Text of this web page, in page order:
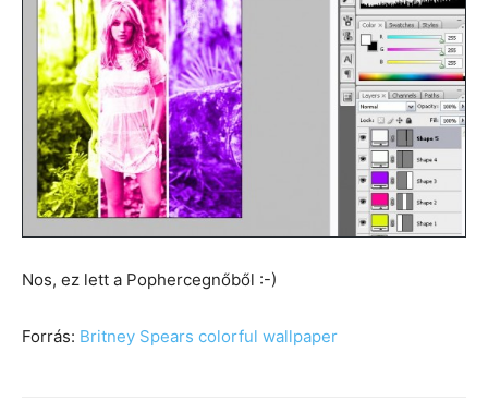
Nos, ez lett a Pophercegnőből :-)
Forrás: Britney Spears colorful wallpaper